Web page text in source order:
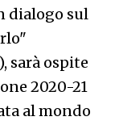
dialogo sul
sarà ospite
2020-21
al mondo